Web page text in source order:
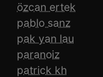
özcan ertek
pablo sanz
pak yan lau
paranoiz
patrick kh